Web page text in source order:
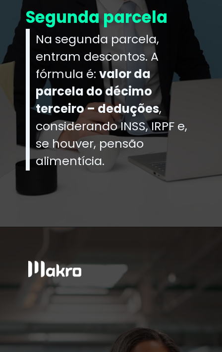
Segunda parcela
Na segunda parcela,
entram descontos. A
fórmula é: valor da
parcela do décimo
terceiro – deduções,
considerando INSS, IRPF e,
se houver, pensão
alimentícia.